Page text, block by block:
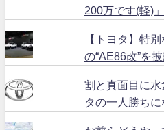
200万です(軽)」
【トヨタ】特
の“AE86改”を
割と真面目に水
タの一人勝ち